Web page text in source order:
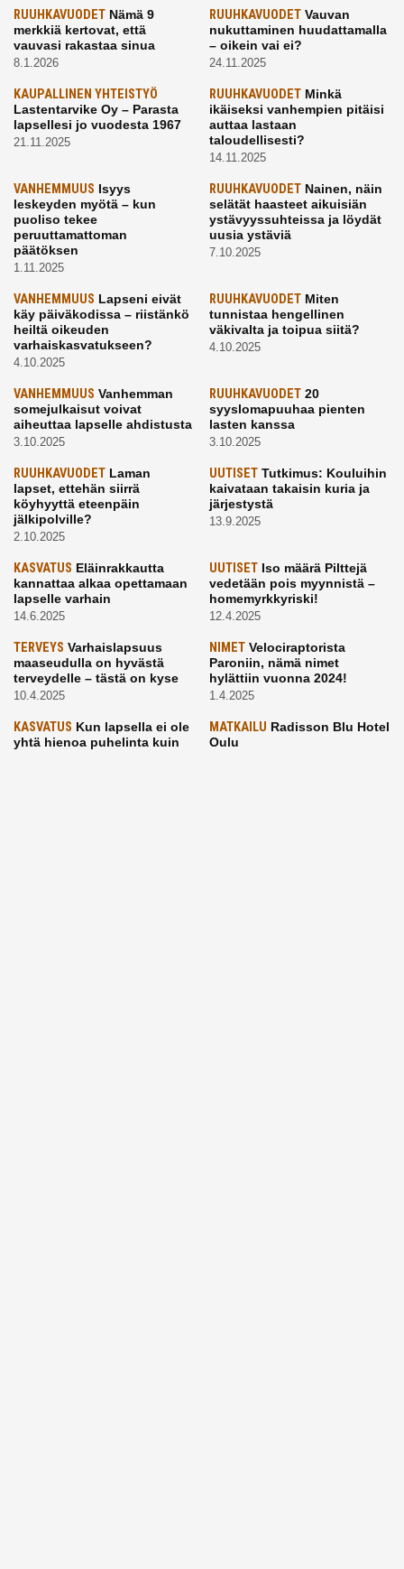
RUUHKAVUODET Nämä 9
merkkiä kertovat, että
vauvasi rakastaa sinua
8.1.2026
RUUHKAVUODETVauvan
nukuttaminen huudattamalla
– oikein vai ei?
24.11.2025
KAUPALLINEN YHTEISTYÖ
Lastentarvike Oy – Parasta
lapsellesi jo vuodesta 1967
21.11.2025
RUUHKAVUODETMinkä
ikäiseksi vanhempien pitäisi
auttaa lastaan
taloudellisesti?
14.11.2025
VANHEMMUUS Isyys
leskeyden myötä – kun
puoliso tekee
peruuttamattoman
päätöksen
1.11.2025
RUUHKAVUODETNainen, näin
selätät haasteet aikuisiän
ystävyyssuhteissa ja löydät
uusia ystäviä
7.10.2025
VANHEMMUUS Lapseni eivät
käy päiväkodissa – riistänkö
heiltä oikeuden
varhaiskasvatukseen?
4.10.2025
RUUHKAVUODETMiten
tunnistaa hengellinen
väkivalta ja toipua siitä?
4.10.2025
VANHEMMUUS Vanhemman
somejulkaisut voivat
aiheuttaa lapselle ahdistusta
3.10.2025
RUUHKAVUODET20
syyslomapuuhaa pienten
lasten kanssa
3.10.2025
RUUHKAVUODET Laman
lapset, ettehän siirrä
köyhyyttä eteenpäin
jälkipolville?
2.10.2025
UUTISETTutkimus: Kouluihin
kaivataan takaisin kuria ja
järjestystä
13.9.2025
KASVATUS Eläinrakkautta
kannattaa alkaa opettamaan
lapselle varhain
14.6.2025
UUTISETIso määrä Pilttejä
vedetään pois myynnistä –
homemyrkkyriski!
12.4.2025
TERVEYS Varhaislapsuus
maaseudulla on hyvästä
terveydelle – tästä on kyse
10.4.2025
NIMETVelociraptorista
Paroniin, nämä nimet
hylättiin vuonna 2024!
1.4.2025
KASVATUS Kun lapsella ei ole
yhtä hienoa puhelinta kuin
MATKAILU Radisson Blu Hotel
Oulu